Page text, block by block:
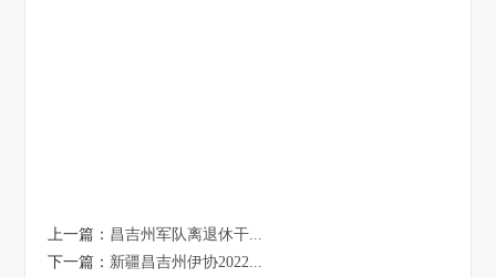
上一篇： 昌吉州军队离退休干...
下一篇： 新疆昌吉州伊协2022...